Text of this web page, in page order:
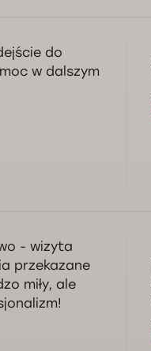
do
w dalszym
- wizyta
przekazane
miły, ale